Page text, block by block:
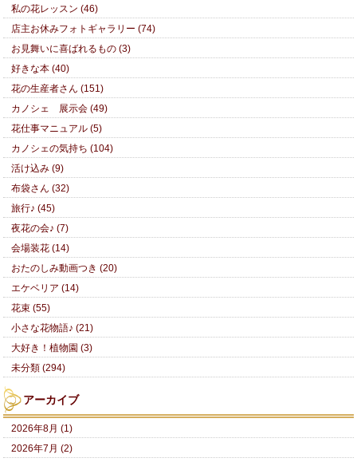
私の花レッスン (46)
店主お休みフォトギャラリー (74)
お見舞いに喜ばれるもの (3)
好きな本 (40)
花の生産者さん (151)
カノシェ 展示会 (49)
花仕事マニュアル (5)
カノシェの気持ち (104)
活け込み (9)
布袋さん (32)
旅行♪ (45)
夜花の会♪ (7)
会場装花 (14)
おたのしみ動画つき (20)
エケベリア (14)
花束 (55)
小さな花物語♪ (21)
大好き！植物園 (3)
未分類 (294)
アーカイブ
2026年8月 (1)
2026年7月 (2)